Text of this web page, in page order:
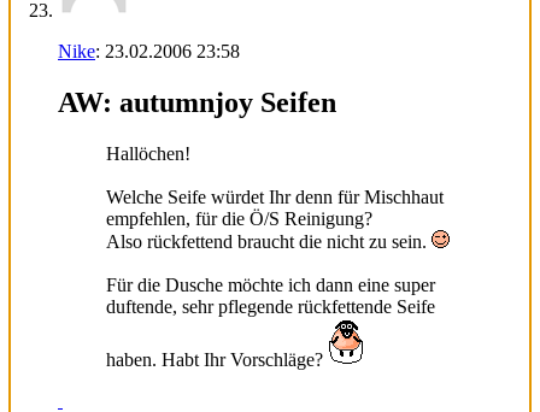
Nike: 23.02.2006 23:58
AW: autumnjoy Seifen
Hallöchen!
Welche Seife würdet Ihr denn für Mischhaut
empfehlen, für die Ö/S Reinigung?
Also rückfettend braucht die nicht zu sein.
Für die Dusche möchte ich dann eine super
duftende, sehr pflegende rückfettende Seife
haben. Habt Ihr Vorschläge?